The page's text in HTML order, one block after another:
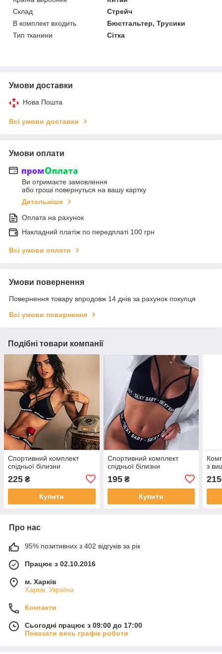
Склад
Стрейч
В комплект входить
Бюстгальтер, Трусики
Тип тканини
Сітка
Умови доставки
Нова Пошта
Всі умови доставки
Умови оплати
Ви отримаєте замовлення
або гроші повернуться на вашу картку
Детальніше
Оплата на рахунок
Накладний платіж по передплаті 100 грн
Всі умови оплати
Умови повернення
Повернення товару впродовж 14 днів за рахунок покупця
Всі умови повернення
Подібні товари компанії
Спортивний комплект
спідньої білизни
225 ₴
Купити
Спортивний комплект
спідньої білизни
195₴
Купити
з
215
Про нас
95% позитивних з 402 відгуків за рік
Працює з 02.10.2016
м. Харків
Харків, Україна
Контакти
Сьогодні працює з 09:00 до 17:00
Показати весь графік роботи